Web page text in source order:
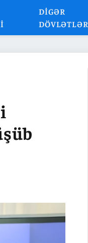
DIGƏR
DÖVLƏTLƏR